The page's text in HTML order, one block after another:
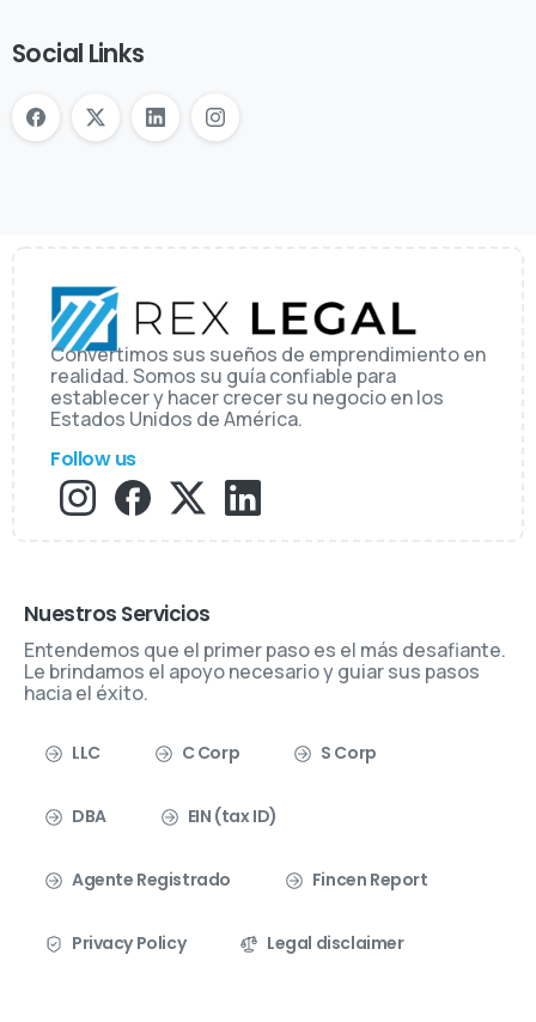
Social Links
Convertimos sus sueños de emprendimiento en
realidad. Somos su guía confiable para
establecer y hacer crecer su negocio en los
Estados Unidos de América.
Follow us
Nuestros Servicios
Entendemos que el primer paso es el más desafiante.
Le brindamos el apoyo necesario y guiar sus pasos
hacia el éxito.
LLC C Corp S Corp
DBA EIN (tax ID)
Agente Registrado Fincen Report
Privacy Policy Legal disclaimer